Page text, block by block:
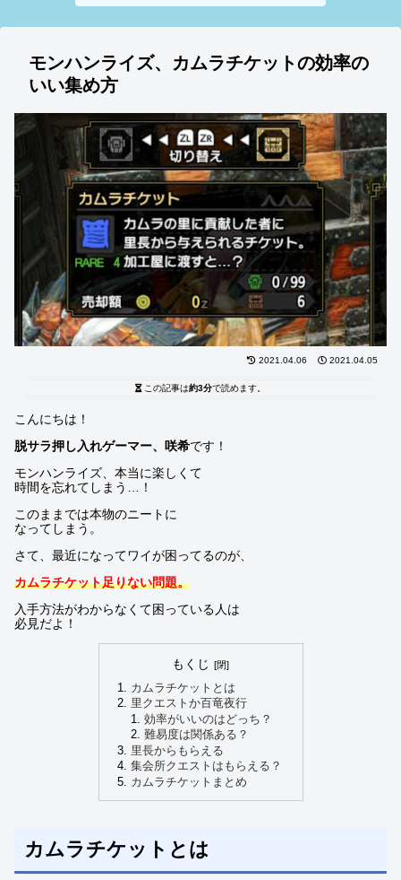
モンハンライズ、カムラチケットの効率の
いい集め方
2021.04.06 2021.04.05
この記事は約3分で読めます。
こんにちは！
脱サラ押し入れゲーマー、咲希です！
モンハンライズ、本当に楽しくて
時間を忘れてしまう…！
このままでは本物のニートに
なってしまう。
さて、最近になってワイが困ってるのが、
カムラチケット足りない問題。
入手方法がわからなくて困っている人は
必見だよ！
もくじ
カムラチケットとは
里クエストか百竜夜行
効率がいいのはどっち？
難易度は関係ある？
里長からもらえる
集会所クエストはもらえる？
カムラチケットまとめ
カムラチケットとは